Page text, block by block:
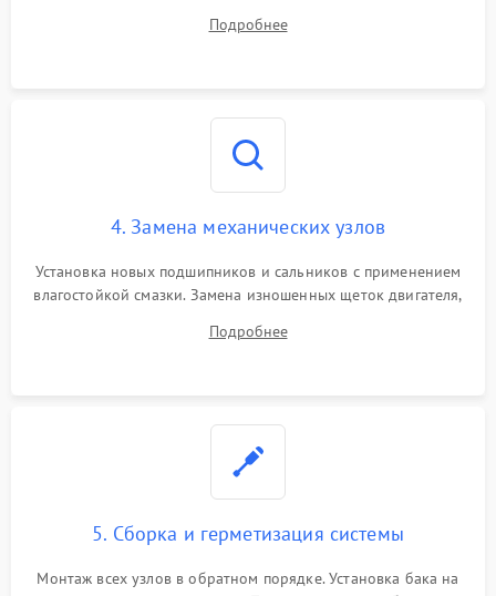
Восстановление целостности проводки и контактов.
Подробнее
4. Замена механических узлов
Установка новых подшипников и сальников с применением
влагостойкой смазки. Замена изношенных щеток двигателя,
или поврежденной резиновой манжеты.
Подробнее
5. Сборка и герметизация системы
Монтаж всех узлов в обратном порядке. Установка бака на